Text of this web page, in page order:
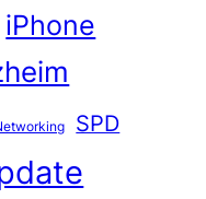
iPhone
SPD